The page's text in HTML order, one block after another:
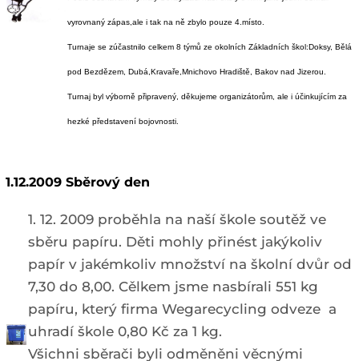
vyrovnaný zápas,ale i tak na ně zbylo pouze 4.místo.
Turnaje se zúčastnilo celkem 8 týmů ze okolních Základních škol:Doksy, Bělá
pod Bezdězem, Dubá,Kravaře,Mnichovo Hradiště, Bakov nad Jizerou.
Turnaj byl výborně připravený, děkujeme organizátorům, ale i účinkujícím za
hezké představení bojovnosti.
1.12.2009 Sběrový den
1. 12. 2009 proběhla na naší škole soutěž ve
sběru papíru. Děti mohly přinést jakýkoliv
papír v jakémkoliv množství na školní dvůr od
7,30 do 8,00. Cělkem jsme nasbírali 551 kg
papíru, který firma Wegarecycling odveze a
uhradí škole 0,80 Kč za 1 kg.
Všichni sběrači byli odměněni věcnými